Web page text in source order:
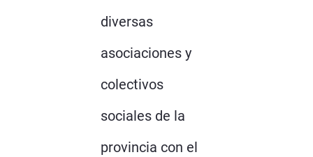
diversas
asociaciones y
colectivos
sociales de la
provincia con el